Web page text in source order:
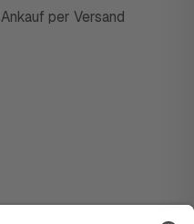
Ankauf per Versand